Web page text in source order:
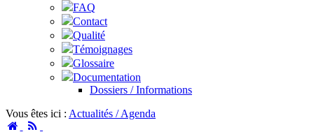
FAQ
Contact
Qualité
Témoignages
Glossaire
Documentation
Dossiers / Informations
Vous êtes ici : Actualités / Agenda
Accueil